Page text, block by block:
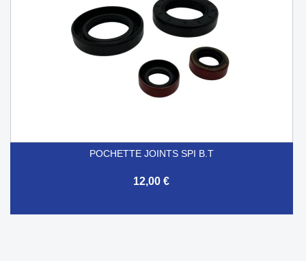
POCHETTE JOINTS SPI B.T
12,00 €